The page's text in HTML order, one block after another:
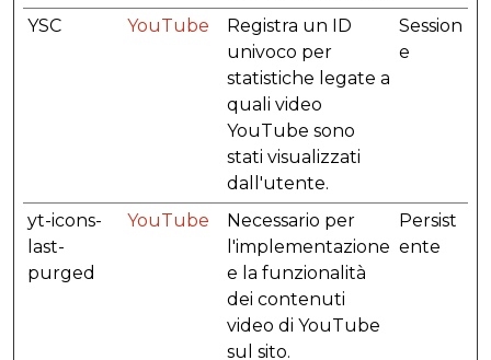
YSC YouTube
Registra un ID
univoco per
statistiche legate a
quali video
YouTube sono
stati visualizzati
dall'utente.
Session
e
yt-icons-
last-
purged
YouTube
Necessario per
l'implementazione
e la funzionalità
dei contenuti
video di YouTube
sul sito.
Persist
ente